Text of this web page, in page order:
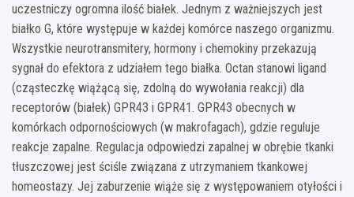
uczestniczy ogromna ilość białek. Jednym z ważniejszych jest
białko G, które występuje w każdej komórce naszego organizmu.
Wszystkie neurotransmitery, hormony i chemokiny przekazują
sygnał do efektora z udziałem tego białka. Octan stanowi ligand
(cząsteczkę wiążącą się, zdolną do wywołania reakcji) dla
receptorów (białek) GPR43 i GPR41. GPR43 obecnych w
komórkach odpornościowych (w makrofagach), gdzie reguluje
reakcje zapalne. Regulacja odpowiedzi zapalnej w obrębie tkanki
tłuszczowej jest ściśle związana z utrzymaniem tkankowej
homeostazy. Jej zaburzenie wiąże się z występowaniem otyłości i